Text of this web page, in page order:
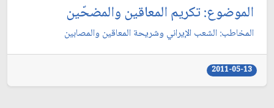
الموضوع: تكريم المعاقين والمضحّين‏
المخاطب: الشعب الإيراني وشريحة المعاقين والمصابين‏
2011-05-13